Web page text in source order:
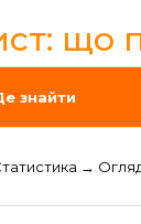
що
знайти
→